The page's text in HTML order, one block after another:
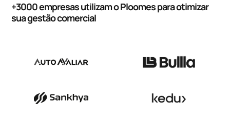
+3000 empresas utilizam o Ploomes para otimizar
sua gestão comercial